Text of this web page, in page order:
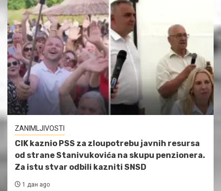
ZANIMLJIVOSTI
CIK kaznio PSS za zloupotrebu javnih resursa
od strane Stanivukovića na skupu penzionera.
Za istu stvar odbili kazniti SNSD
1 дан ago